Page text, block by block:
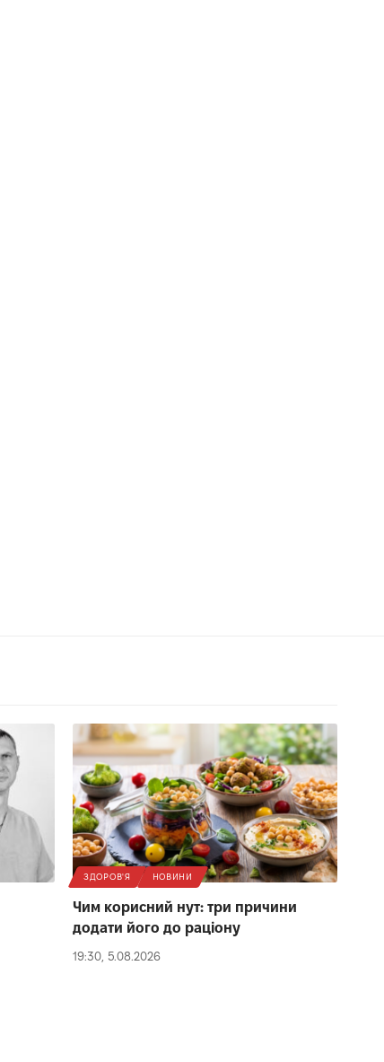
ЗДОРОВ'Я НОВИНИ
Чим корисний нут: три причини
додати його до раціону
19:30, 5.08.2026